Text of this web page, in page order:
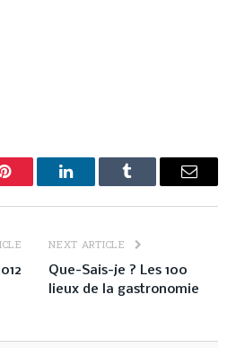
Pinterest LinkedInTumblr Email
NEXT ARTICLE
Que-Sais-je ? Les 100
lieux de la gastronomie